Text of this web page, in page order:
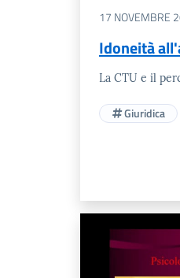
17 NOVEMBRE
Idoneità
La CTU e il
Giuridica